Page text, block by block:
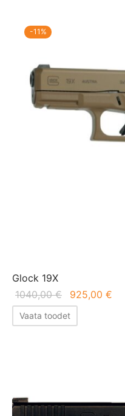
-11 %
Glock 19X
1040,00€
Algne hind
oli:
1040,00 €.
925,00 €
Vaata toodet